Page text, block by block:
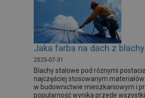
Jaka farba na dach z
2025-07-31
Blachy stalowe pod różnymi
najczęściej stosowanym
w budownictwie mieszkaniowym i
popularność wynika przede